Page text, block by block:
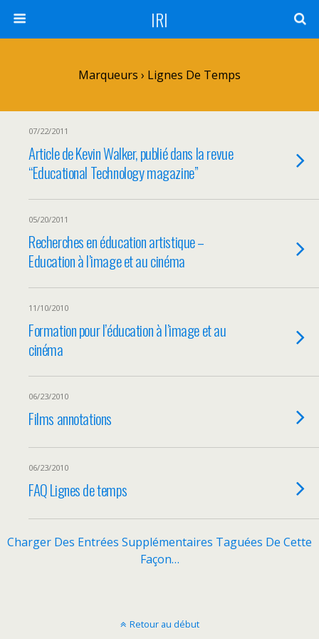
IRI
Marqueurs › Lignes De Temps
07/22/2011
Article de Kevin Walker, publié dans la revue
“Educational Technology magazine”
05/20/2011
Recherches en éducation artistique –
Education à l’image et au cinéma
11/10/2010
Formation pour l’éducation à l’image et au
cinéma
06/23/2010
Films annotations
06/23/2010
FAQ Lignes de temps
Charger Des Entrées Supplémentaires Taguées De Cette
Façon…
Retour au début